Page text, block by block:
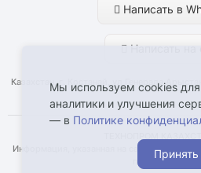
Написать в
Написать на
Казахстан, г. Костанай, ул Генерала
Информация, указанная на сайте, имеет
публичной
Мы используем cookies для
аналитики и улучшения
— в Политике
Принять